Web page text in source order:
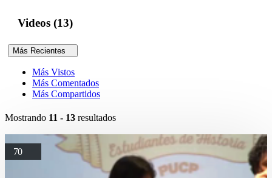
Videos (13)
Más Recientes
Más Vistos
Más Comentados
Más Compartidos
Mostrando 11 - 13 resultados
70